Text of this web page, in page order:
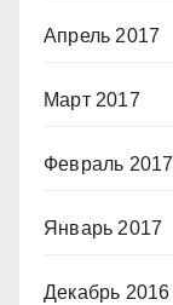
Апрель 2017
Март 2017
Февраль 2017
Январь 2017
Декабрь 2016